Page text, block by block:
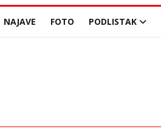
NAJAVE FOTO PODLISTAK